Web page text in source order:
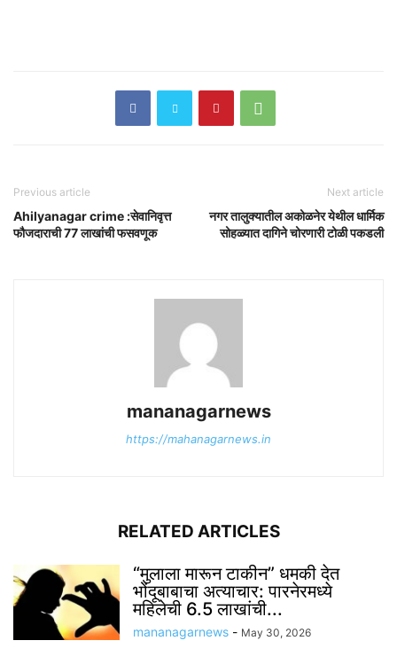
Previous article
Ahilyanagar crime :सेवानिवृत्त
फौजदाराची 77 लाखांची फसवणूक
Next article
नगर तालुक्यातील अकोळनेर येथील धार्मिक
सोहळ्यात दागिने चोरणारी टोळी पकडली
mananagarnews
https://mahanagarnews.in
RELATED ARTICLES
“मुलाला मारून टाकीन” धमकी देत
भोंदूबाबाचा अत्याचार: पारनेरमध्ये
महिलेची 6.5 लाखांची...
mananagarnews - May 30, 2026